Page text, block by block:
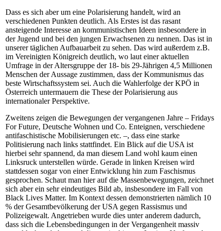
Dass es sich aber um eine Polarisierung handelt, wird an
verschiedenen Punkten deutlich. Als Erstes ist das rasant
ansteigende Interesse an kommunistischen Ideen insbesondere in
der Jugend und bei den jungen Erwachsenen zu nennen. Das ist in
unserer täglichen Aufbauarbeit zu sehen. Das wird außerdem z.B.
im Vereinigten Königreich deutlich, wo laut einer aktuellen
Umfrage in der Altersgruppe der 18- bis 29-Jährigen 4,5 Millionen
Menschen der Aussage zustimmen, dass der Kommunismus das
beste Wirtschaftssystem sei. Auch die Wahlerfolge der KPÖ in
Österreich untermauern die These der Polarisierung aus
internationaler Perspektive.
Zweitens zeigen die Bewegungen der vergangenen Jahre – Fridays
For Future, Deutsche Wohnen und Co. Enteignen, verschiedene
antifaschistische Mobilisierungen etc. –, dass eine starke
Politisierung nach links stattfindet. Ein Blick auf die USA ist
hierbei sehr spannend, da man diesem Land wohl kaum einen
Linksruck unterstellen würde. Gerade in linken Kreisen wird
stattdessen sogar von einer Entwicklung hin zum Faschismus
gesprochen. Schaut man hier auf die Massenbewegungen, zeichnet
sich aber ein sehr eindeutiges Bild ab, insbesondere im Fall von
Black Lives Matter. Im Kontext dessen demonstrierten nämlich 10
% der Gesamtbevölkerung der USA gegen Rassismus und
Polizeigewalt. Angetrieben wurde dies unter anderem dadurch,
dass sich die Lebensbedingungen in der Vergangenheit massiv